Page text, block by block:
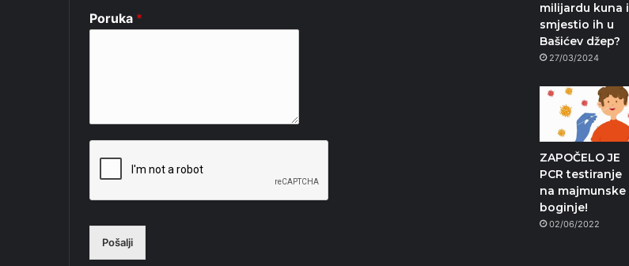
Poruka *
Pošalji
milijardu kuna i
smjestio ih u
Bašićev džep?
27/03/2024
ZAPOČELO JE
PCR testiranje
na majmunske
boginje!
02/06/2022